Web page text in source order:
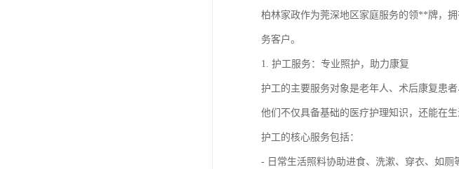
柏林家政作为莞深地区家庭服务的领**牌，
务客户。
1. 护工服务：专业照护，助力康复
护工的主要服务对象是老年人、术后康复患
他们不仅具备基础的医疗护理知识，还能在
护工的核心服务包括：
- 日常生活照料协助进食、洗漱、穿衣、如厕